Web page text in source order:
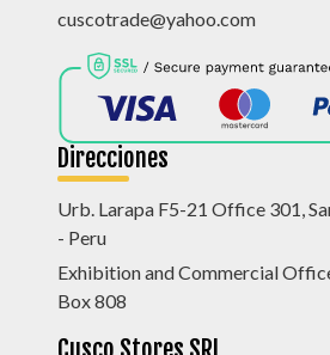
cuscotrade@yahoo.com
Direcciones
Urb. Larapa F5-21 Office 301,
- Peru
Exhibition and Commercial
Box 808
Cusco Stores SRL